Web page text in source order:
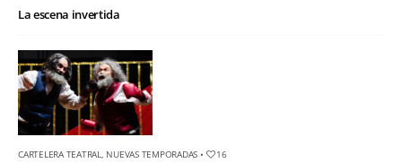
La escena invertida
CARTELERA TEATRAL NUEVAS TEMPORADAS • 16